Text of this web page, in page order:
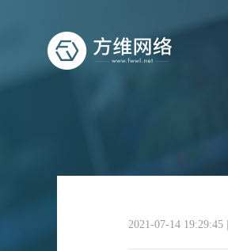
2021-07-14 19:29:45 |